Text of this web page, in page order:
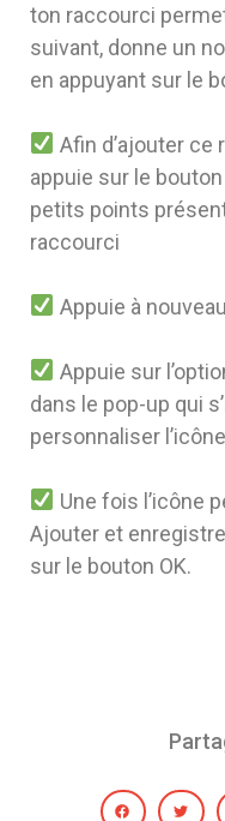
ton raccourci
suivant, donne un
en appuyant sur le
Afin d’ajouter ce
appuie sur le
petits points
raccourci
Appuie à
Appuie sur
dans le pop-up qui
personnaliser l’icône
Une fois l’icône
Ajouter et
sur le bouton OK.